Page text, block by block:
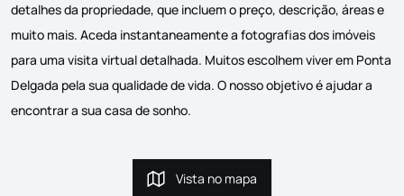
detalhes da propriedade, que incluem o preço, descrição, áreas e
muito mais. Aceda instantaneamente a fotografias dos imóveis
para uma visita virtual detalhada. Muitos escolhem viver em Ponta
Delgada pela sua qualidade de vida. O nosso objetivo é ajudar a
encontrar a sua casa de sonho.
Vista no mapa
Vista no mapa